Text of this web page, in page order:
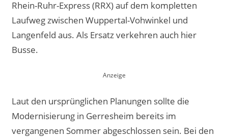
Rhein-Ruhr-Express (RRX) auf dem kompletten
Laufweg zwischen Wuppertal-Vohwinkel und
Langenfeld aus. Als Ersatz verkehren auch hier
Busse.
Laut den ursprünglichen Planungen sollte die
Modernisierung in Gerresheim bereits im
vergangenen Sommer abgeschlossen sein. Bei den